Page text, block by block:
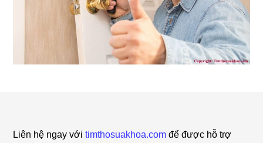
Liên hệ ngay vớitimthosuakhoa.com để được hỗ trợ